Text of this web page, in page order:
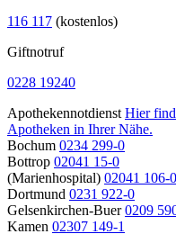
116 117 (kostenlos)
Giftnotruf
0228 19240
Apothekennotdienst Hier
Apotheken in Ihrer Nähe.
Bochum 0234 299-0
Bottrop 02041 15-0
(Marienhospital) 02041 106-0
Dortmund 0231 922-0
Gelsenkirchen-Buer 0209
Kamen 02307 149-1